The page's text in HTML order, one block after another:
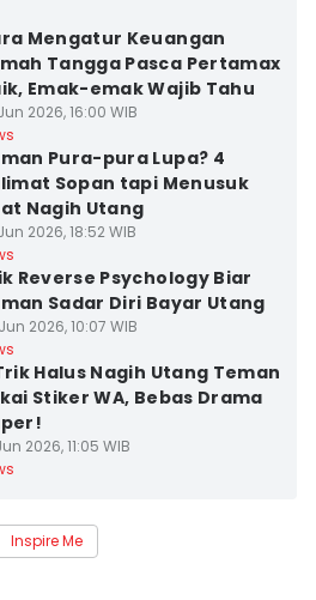
Mengatur Keuangan
Tangga Pasca Pertamax
Emak-emak Wajib Tahu
2026, 16:00 WIB
Pura-pura Lupa? 4
Sopan tapi Menusuk
Nagih Utang
2026, 18:52 WIB
Reverse Psychology Biar
Sadar Diri Bayar Utang
2026, 10:07 WIB
Halus Nagih Utang Teman
Stiker WA, Bebas Drama
2026, 11:05 WIB
Inspire Me